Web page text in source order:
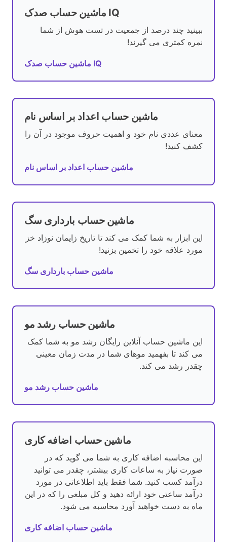
ماشین حساب صدک IQ
ببینید چند درصد از جمعیت در تست هوش از شما
نمره کمتری می گیرند!
ماشین حساب صدک IQ
ماشین حساب اعداد بر اساس نام
معنای عددی نام خود و اهمیت حروف موجود در آن را
کشف کنید!
ماشین حساب اعداد بر اساس نام
ماشین حساب بارداری سگ
این ابزار به شما کمک می کند تا تاریخ زایمان نوزاد خز
مورد علاقه خود را تخمین بزنید!
ماشین حساب بارداری سگ
ماشین حساب رشد مو
این ماشین حساب آنلاین رایگان رشد مو به شما کمک
می کند تا بفهمید موهای شما در مدت زمان معینی
چقدر رشد می کند.
ماشین حساب رشد مو
ماشین حساب اضافه کاری
این محاسبه اضافه کاری به شما می گوید که در
صورت نیاز به ساعات کاری بیشتر، چقدر می توانید
درآمد کسب کنید. شما فقط باید اطلاعاتی در مورد
درآمد ساعتی خود ارائه دهید و کل مبلغی را که در این
ماه به دست خواهید آورد محاسبه می شود.
ماشین حساب اضافه کاری